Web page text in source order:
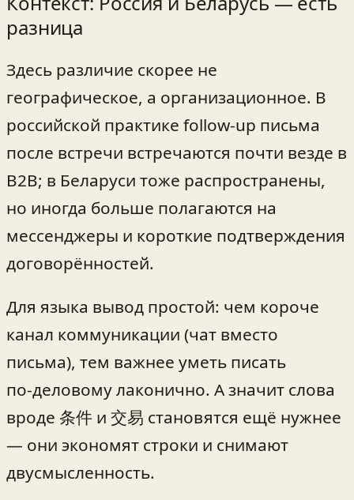
разница
Здесь различие скорее не
географическое, а организационное. В
российской практике follow‑up письма
после встречи встречаются почти везде в
B2B; в Беларуси тоже распространены,
но иногда больше полагаются на
мессенджеры и короткие подтверждения
договорённостей.
Для языка вывод простой: чем короче
канал коммуникации (чат вместо
письма), тем важнее уметь писать
по‑деловому лаконично. А значит слова
вроде 条件 и 交易 становятся ещё нужнее
— они экономят строки и снимают
двусмысленность.